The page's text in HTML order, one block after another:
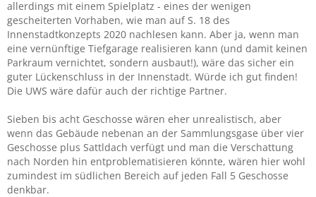
allerdings mit einem Spielplatz - eines der wenigen
gescheiterten Vorhaben, wie man auf S. 18 des
Innenstadtkonzepts 2020 nachlesen kann. Aber ja, wenn man
eine vernünftige Tiefgarage realisieren kann (und damit keinen
Parkraum vernichtet, sondern ausbaut!), wäre das sicher ein
guter Lückenschluss in der Innenstadt. Würde ich gut finden!
Die UWS wäre dafür auch der richtige Partner.
Sieben bis acht Geschosse wären eher unrealistisch, aber
wenn das Gebäude nebenan an der Sammlungsgase über vier
Geschosse plus Sattldach verfügt und man die Verschattung
nach Norden hin entproblematisieren könnte, wären hier wohl
zumindest im südlichen Bereich auf jeden Fall 5 Geschosse
denkbar.